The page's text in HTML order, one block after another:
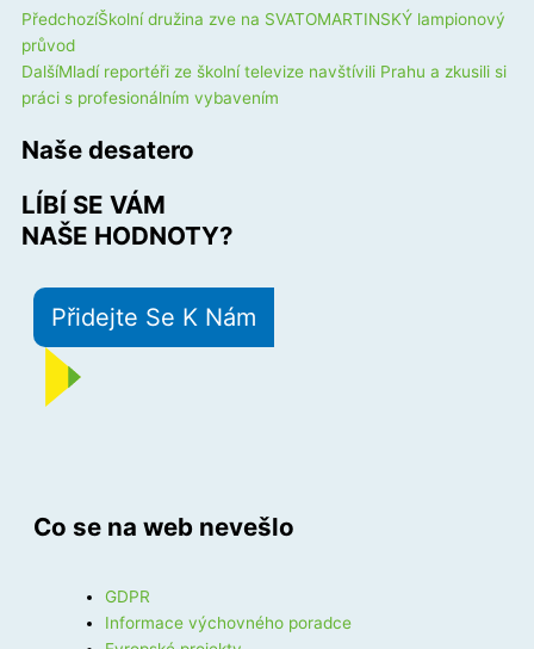
Prev
PředchozíŠkolní družina zve na SVATOMARTINSKÝ lampionový
průvod
DalšíMladí reportéři ze školní televize navštívili Prahu a zkusili si
práci s profesionálním vybavením
Next
Naše desatero
LÍBÍ SE VÁM
NAŠE HODNOTY?
Přidejte Se K Nám
Co se na web nevešlo
GDPR
Informace výchovného poradce